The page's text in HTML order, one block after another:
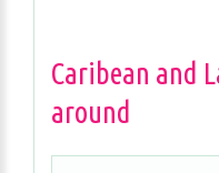
Caribean and
around